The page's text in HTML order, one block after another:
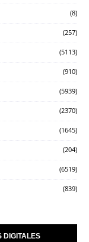
(8)
(257)
(5113)
(910)
(5939)
(2370)
(1645)
(204)
(6519)
(839)
DIGITALES